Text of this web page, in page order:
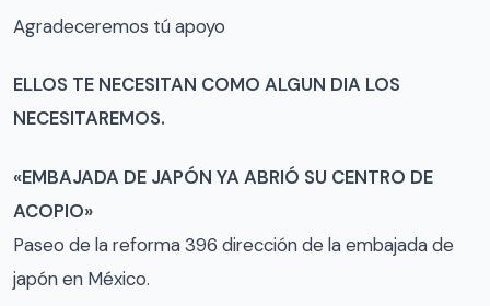
Agradeceremos tú apoyo
ELLOS TE NECESITAN COMO ALGUN DIA LOS
NECESITAREMOS.
«EMBAJADA DE JAPÓN YA ABRIÓ SU CENTRO DE
ACOPIO»
Paseo de la reforma 396 dirección de la embajada de
japón en México.